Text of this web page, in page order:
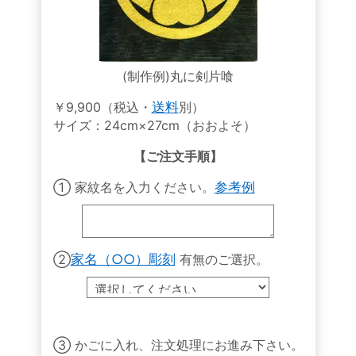
(制作例)丸に剣片喰
￥9,900（税込・ 送料別）
サイズ：24cm×27cm（おおよそ）
【ご注文手順】
① 家紋名を入力ください。 参考例
②家名（○○）彫刻 有無のご選択。
③ かごに入れ、注文処理にお進み下さい。